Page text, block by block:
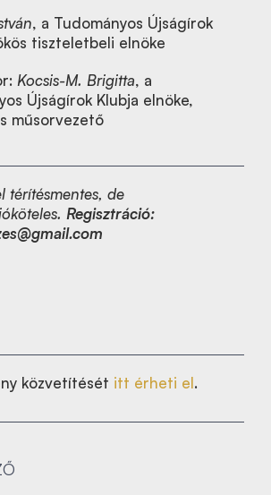
, a Tudományos Újságírok
tiszteletbeli elnöke
Kocsis-M. Brigitta, a
Újságírok Klubja elnöke,
műsorvezető
térítésmentes, de
Regisztráció:
közvetítését itt érheti el.